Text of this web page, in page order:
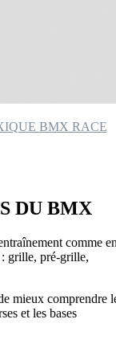
BMX RACE
DU BMX
comme en
grille, pré-grille,
mieux comprendre
et les bases